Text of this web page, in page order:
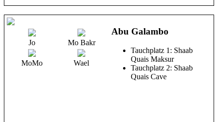
Jo Mo Bakr
MoMo Wael
Abu Galambo
Tauchplatz 1: Shaab
Quais Maksur
Tauchplatz 2: Shaab
Quais Cave